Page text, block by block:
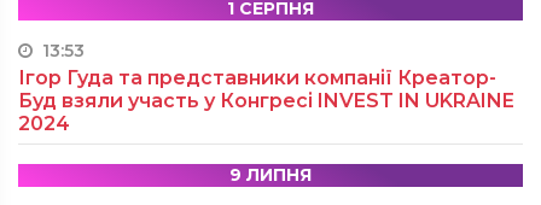
1 СЕРПНЯ
13:53
Ігор Гуда та представники компанії Креатор-
Буд взяли участь у Конгресі INVEST IN UKRAINE
2024
9 ЛИПНЯ